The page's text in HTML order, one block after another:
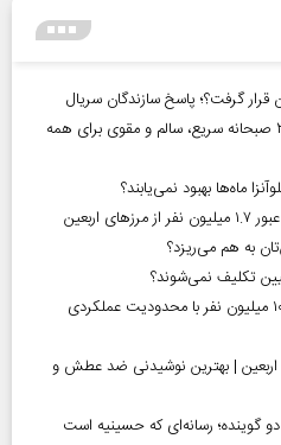
گرفت؟؛ پاسخ سازندگان سریال
صبحانه چی درست کنم؟ معرفی ۳۰ صبحانه سریع، سالم و مقوی برای همه
ماه‌ها بهبود نمی‌یابند؟
به هم می‌ریزد؟
تکلیف نمی‌شوند؟
آمار معلولیت در ایران | بیش از ۱۰.۵ میلیون نفر با محدودیت عملکردی
| بهترین نوشیدنی ضد عطش و
دو گوینده؛ رسانه‌ای که حسینیه است